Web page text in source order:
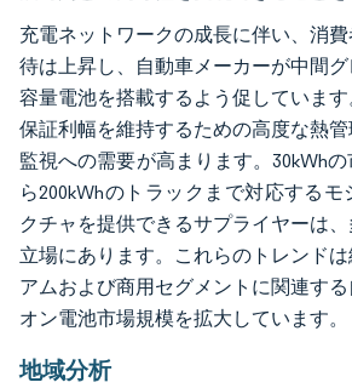
充電ネットワークの成長に伴い、消
待は上昇し、自動車メーカーが中間
容量電池を搭載するよう促しています
保証利幅を維持するための高度な熱
監視への需要が高まります。30kWh
ら200kWhのトラックまで対応する
クチャを提供できるサプライヤーは
立場にあります。これらのトレンド
アムおよび商用セグメントに関連す
オン電池市場規模を拡大しています。
地域分析